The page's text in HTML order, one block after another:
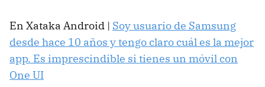
En Xataka Android | Soy usuario de Samsung
desde hace 10 años y tengo claro cuál es la mejor
app. Es imprescindible si tienes un móvil con
One UI